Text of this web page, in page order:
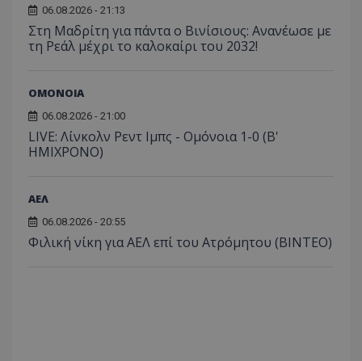
06.08.2026 - 21:13
Στη Μαδρίτη για πάντα ο Βινίσιους: Ανανέωσε με
τη Ρεάλ μέχρι το καλοκαίρι του 2032!
ΟΜΟΝΟΙΑ
06.08.2026 - 21:00
LIVE: Λίνκολν Ρεντ Ιμπς - Ομόνοια 1-0 (Β'
ΗΜΙΧΡΟΝΟ)
ΑΕΛ
06.08.2026 - 20:55
Φιλική νίκη για ΑΕΛ επί του Ατρόμητου (BINTEO)